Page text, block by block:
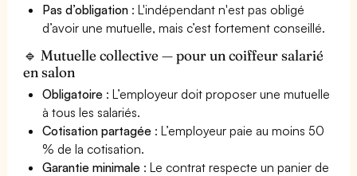
Pas d’obligation : L'indépendant n'est pas obligé
d’avoir une mutuelle, mais c’est fortement conseillé.
🔹 Mutuelle collective — pour un coiffeur salarié
en salon
Obligatoire : L’employeur doit proposer une mutuelle
à tous les salariés.
Cotisation partagée : L’employeur paie au moins 50
% de la cotisation.
Garantie minimale : Le contrat respecte un panier de